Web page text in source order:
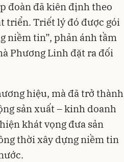
đoàn đã kiên định theo
triển. Triết lý đó được gói
niềm tin”, phản ánh tầm
Phương Linh đặt ra đối
hiệu, mà đã trở thành
sản xuất – kinh doanh
khát vọng đưa sản
thời xây dựng niềm tin